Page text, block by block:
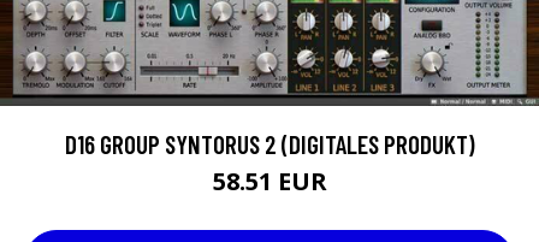
D16 GROUP SYNTORUS 2 (DIGITALES PRODUKT)
58.51 EUR